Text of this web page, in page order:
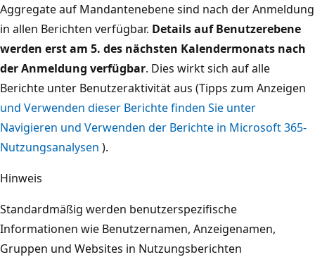
Aggregate auf Mandantenebene sind nach der Anmeldung
in allen Berichten verfügbar. Details auf Benutzerebene
werden erst am 5. des nächsten Kalendermonats nach
der Anmeldung verfügbar. Dies wirkt sich auf alle
Berichte unter Benutzeraktivität aus (Tipps zum Anzeigen
und Verwenden dieser Berichte finden Sie unter
Navigieren und Verwenden der Berichte in Microsoft 365-
Nutzungsanalysen ).
Hinweis
Standardmäßig werden benutzerspezifische
Informationen wie Benutzernamen, Anzeigenamen,
Gruppen und Websites in Nutzungsberichten